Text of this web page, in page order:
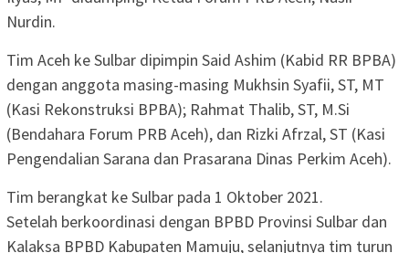
Nurdin.
Tim Aceh ke Sulbar dipimpin Said Ashim (Kabid RR BPBA)
dengan anggota masing-masing Mukhsin Syafii, ST, MT
(Kasi Rekonstruksi BPBA); Rahmat Thalib, ST, M.Si
(Bendahara Forum PRB Aceh), dan Rizki Afrzal, ST (Kasi
Pengendalian Sarana dan Prasarana Dinas Perkim Aceh).
Tim berangkat ke Sulbar pada 1 Oktober 2021.
Setelah berkoordinasi dengan BPBD Provinsi Sulbar dan
Kalaksa BPBD Kabupaten Mamuju, selanjutnya tim turun